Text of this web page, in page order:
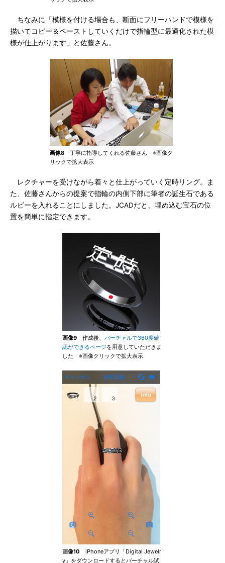
ちなみに「模様を付ける場合も、断面にフリーハンドで模様を
描いてコピー＆ペーストしていくだけで指輪型に最適化された模
様が仕上がります」と佐藤さん。
画像8 丁寧に指導してくれる佐藤さん ※画像ク
リックで拡大表示
レクチャーを受けながら着々と仕上がっていく定時リング。ま
た、佐藤さんからの提案で指輪の内側下部に筆者の誕生石である
ルビーを入れることにしました。JCADだと、埋め込む宝石の位
置を簡単に指定できます。
画像9 作成後、 バーチャルで360度確
認ができるページを用意していただきま
した ※画像クリックで拡大表示
画像10 iPhoneアプリ「Digital Jewelr
y」をダウンロードするとバーチャル試